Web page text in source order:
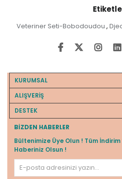
Veteriner Seti-Bobodoudou ,
KURUMSAL
ALIŞVERİŞ
DESTEK
BIZDEN HABERLER
Bültenimize Üye Olun ! Tüm
Haberiniz Olsun !